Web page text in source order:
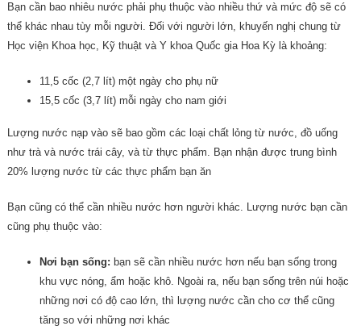
Bạn cần bao nhiêu nước phải phụ thuộc vào nhiều thứ và mức độ sẽ có
thể khác nhau tùy mỗi người. Đối với người lớn, khuyến nghị chung từ
Học viện Khoa học, Kỹ thuật và Y khoa Quốc gia Hoa Kỳ là khoảng:
11,5 cốc (2,7 lít) một ngày cho phụ nữ
15,5 cốc (3,7 lít) mỗi ngày cho nam giới
Lượng nước nạp vào sẽ bao gồm các loại chất lỏng từ nước, đồ uống
như trà và nước trái cây, và từ thực phẩm. Bạn nhận được trung bình
20% lượng nước từ các thực phẩm bạn ăn
Bạn cũng có thể cần nhiều nước hơn người khác. Lượng nước bạn cần
cũng phụ thuộc vào:
Nơi bạn sống: bạn sẽ cần nhiều nước hơn nếu bạn sống trong
khu vực nóng, ẩm hoặc khô. Ngoài ra, nếu bạn sống trên núi hoặc
những nơi có độ cao lớn, thì lượng nước cần cho cơ thể cũng
tăng so với những nơi khác